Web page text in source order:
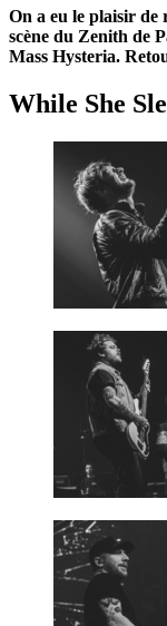
On a eu le plaisir de
scène du Zenith de
Mass Hysteria.
While She